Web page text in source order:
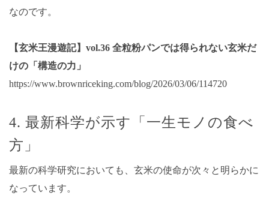
なのです。
【玄米王漫遊記】vol.36 全粒粉パンでは得られない玄米だ
けの「構造の力」
https://www.brownriceking.com/blog/2026/03/06/114720
4. 最新科学が示す「一生モノの食べ
方」
最新の科学研究においても、玄米の使命が次々と明らかに
なっています。